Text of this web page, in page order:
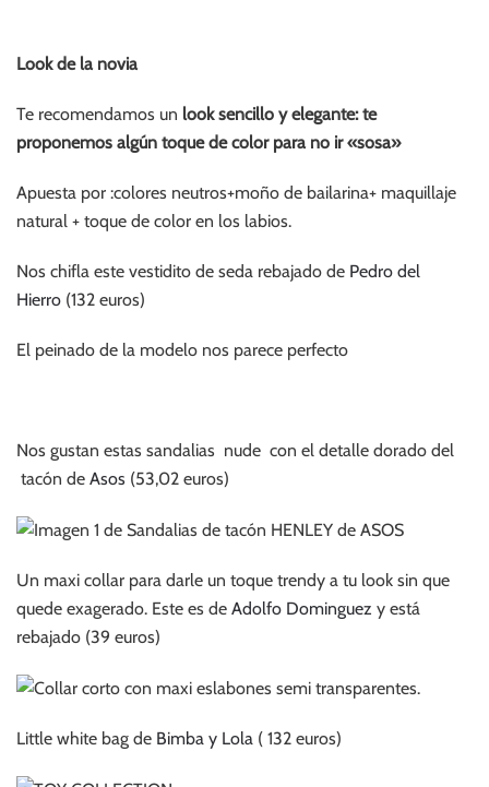
Look de la novia
Te recomendamos un look sencillo y elegante: te
proponemos algún toque de color para no ir «sosa»
Apuesta por :colores neutros+moño de bailarina+ maquillaje
natural + toque de color en los labios.
Nos chifla este vestidito de seda rebajado de Pedro del
Hierro (132 euros)
El peinado de la modelo nos parece perfecto
Nos gustan estas sandalias nude con el detalle dorado del
tacón de Asos (53,02 euros)
Un maxi collar para darle un toque trendy a tu look sin que
quede exagerado. Este es de Adolfo Dominguez y está
rebajado (39 euros)
Little white bag de Bimba y Lola ( 132 euros)